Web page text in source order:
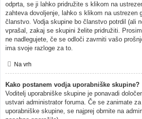
odprta, se ji lahko pridružite s klikom na
zahteva dovoljenje, lahko s klikom na ustrezen
članstvo. Vodja skupine bo članstvo potrdil (ali
vprašal, zakaj se skupini želite pridružiti.
ne nadlegujete, če se odloči zavrniti vašo
ima svoje razloge za to.
Na vrh
Kako postanem vodja uporabniške skupine?
Voditelj uporabniške skupine je ponavadi
ustvari administrator foruma. Če se zanimate
uporabniške skupine, se najprej obrnite na